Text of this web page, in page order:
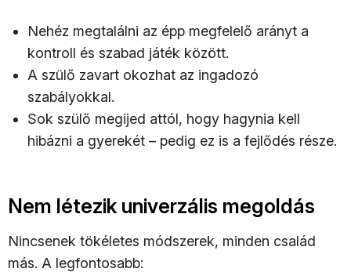
Nehéz megtalálni az épp megfelelő arányt a
kontroll és szabad játék között.
A szülő zavart okozhat az ingadozó
szabályokkal.
Sok szülő megijed attól, hogy hagynia kell
hibázni a gyerekét – pedig ez is a fejlődés része.
Nem létezik univerzális megoldás
Nincsenek tökéletes módszerek, minden család
más. A legfontosabb: